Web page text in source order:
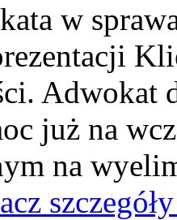
w
Adwokat
już na
na